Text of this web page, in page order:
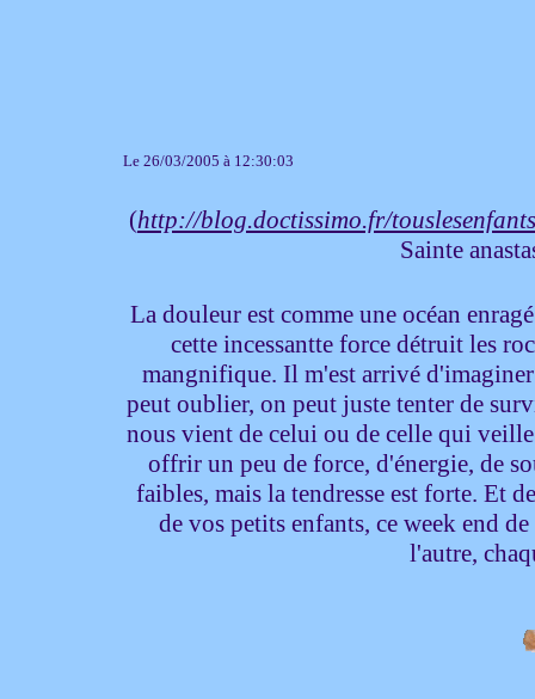
Le 26/03/2005 à 12:30:03
(http://blog.doctissimo.fr/
Sainte
La douleur est comme une océan
cette incessantte force détruit les
mangnifique. Il m'est arrivé
peut oublier, on peut juste tenter de
nous vient de celui ou de celle qui
offrir un peu de force, d'énergie, de
faibles, mais la tendresse est forte. Et
de vos petits enfants, ce week end
l'autre,